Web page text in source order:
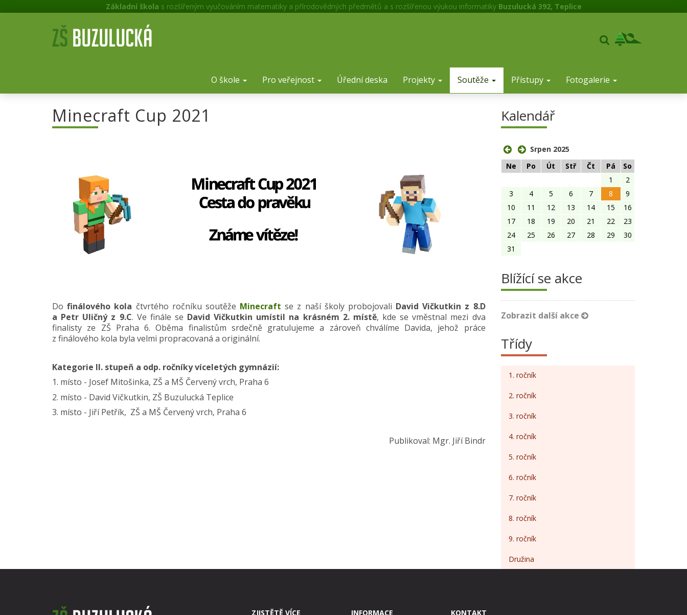
Základní škola s rozšířeným vyučováním matematiky a přírodovědných předmětů a s rozšířenou výukou informatiky Buzulucká 392, Teplice
O škole Pro veřejnost Úřední deska Projekty Soutěže Přístupy Fotogalerie
Minecraft Cup 2021
Dofinálového kola čtvrtého ročníku soutěže Minecraft se z naší školy probojovali David Vičkutkin z 8.D
a Petr Uličný z 9.C. Ve finále se David Vičkutkin umístil na krásném 2. místě, kde se vměstnal mezi dva
finalisty ze ZŠ Praha 6. Oběma finalistům srdečně gratulujeme a zároveň chválíme Davida, jehož práce
z finálového kola byla velmi propracovaná a originální.
Kategorie II. stupeň a odp. ročníky víceletých gymnázií:
1. místo - Josef Mitošinka, ZŠ a MŠ Červený vrch, Praha 6
2. místo - David Vičkutkin, ZŠ Buzulucká Teplice
3. místo - Jiří Petřík, ZŠ a MŠ Červený vrch, Praha 6
Publikoval: Mgr. Jiří Bindr
Kalendář
Srpen 2025
Ne
Po Út Stř Čt Pá
So
1
2
3
4 5 6 7 8
9
10
11 12 13 14 15
16
17
18 19 20 21 22
23
24
25 26 27 28 29
30
31
Blížící se akce
Zobrazit další akce
Třídy
1. ročník
2. ročník
3. ročník
4. ročník
5. ročník
6. ročník
7. ročník
8. ročník
9. ročník
Družina
ZJISTĚTĚ VÍCE INFORMACE KONTAKT